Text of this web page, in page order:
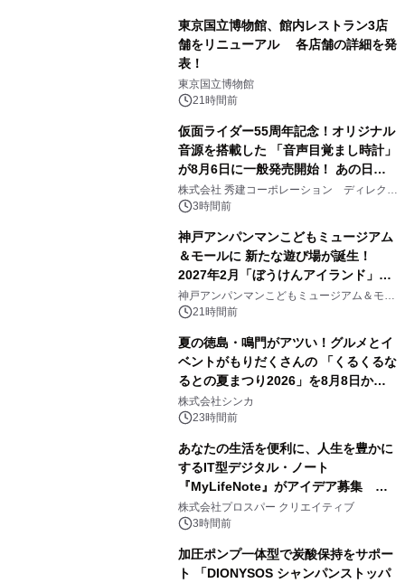
東京国立博物館、館内レストラン3店
舗をリニューアル 各店舗の詳細を発
表！
東京国立博物館
21時間前
仮面ライダー55周年記念！オリジナル
音源を搭載した 「音声目覚まし時計」
が8月6日に一般発売開始！ あの日の
大興奮が今甦る
株式会社 秀建コーポレーション ディレクト
アートギャラリー
3時間前
神戸アンパンマンこどもミュージアム
＆モールに 新たな遊び場が誕生！
2027年2月「ぼうけんアイランド」が
オープン
神戸アンパンマンこどもミュージアム＆モー
ル 21時間前
夏の徳島・鳴門がアツい！グルメとイ
ベントがもりだくさんの 「くるくるな
るとの夏まつり2026」を8月8日から9
日間開催 ～夏限定メニューや大抽選
会、大学芋スティックの振る舞いも～
株式会社シンカ
23時間前
あなたの生活を便利に、人生を豊かに
するIT型デジタル・ノート
『MyLifeNote』がアイデア募集 優
秀賞100名に1年間無償試用
株式会社プロスパー クリエイティブ
3時間前
加圧ポンプ一体型で炭酸保持をサポー
ト 「DIONYSOS シャンパンストッパ